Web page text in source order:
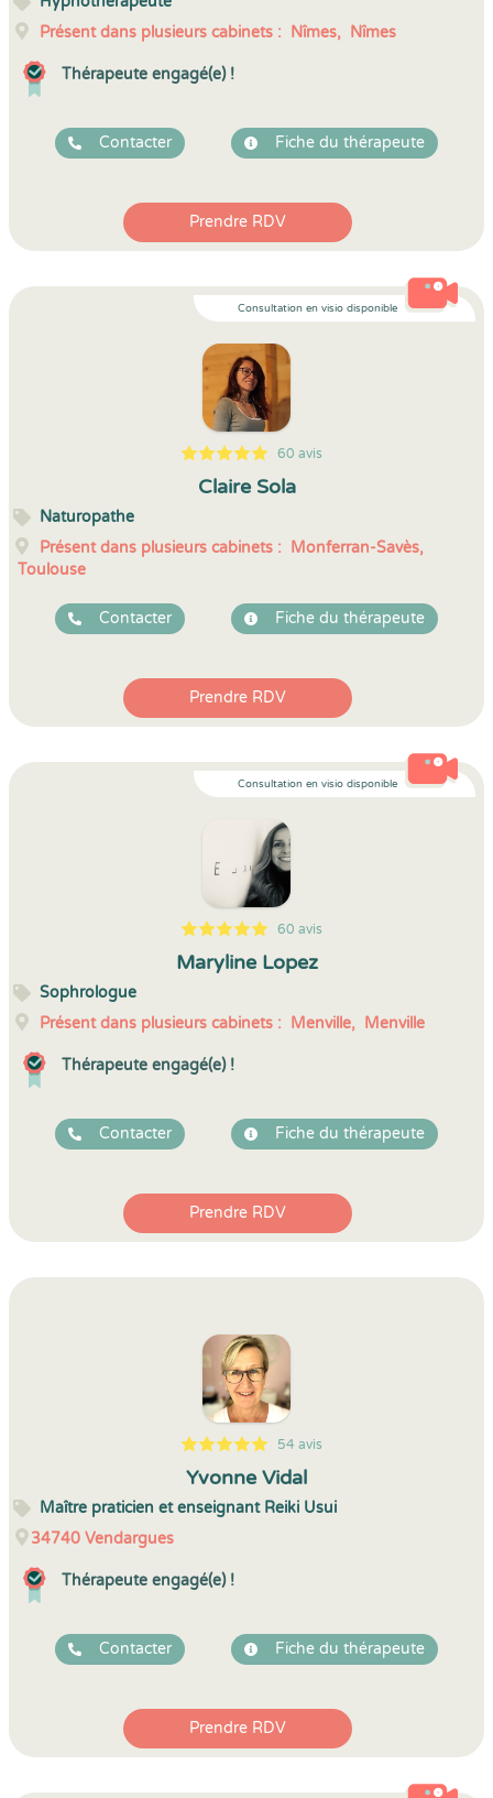
Présent dans plusieurs cabinets : Nîmes, Nîmes
Thérapeute engagé(e) !
Contacter Fiche du thérapeute
Prendre RDV
Consultation en visio disponible
5
1
5
60 60 avis
Claire Sola
Naturopathe
Présent dans plusieurs cabinets : Monferran-Savès,
Toulouse
Contacter Fiche du thérapeute
Prendre RDV
Consultation en visio disponible
5
1
5
60 60 avis
Maryline Lopez
Sophrologue
Présent dans plusieurs cabinets : Menville, Menville
Thérapeute engagé(e) !
Contacter Fiche du thérapeute
Prendre RDV
5
1
5
54 54 avis
Yvonne Vidal
Maître praticien et enseignant Reiki Usui
34740 Vendargues
Thérapeute engagé(e) !
Contacter Fiche du thérapeute
Prendre RDV